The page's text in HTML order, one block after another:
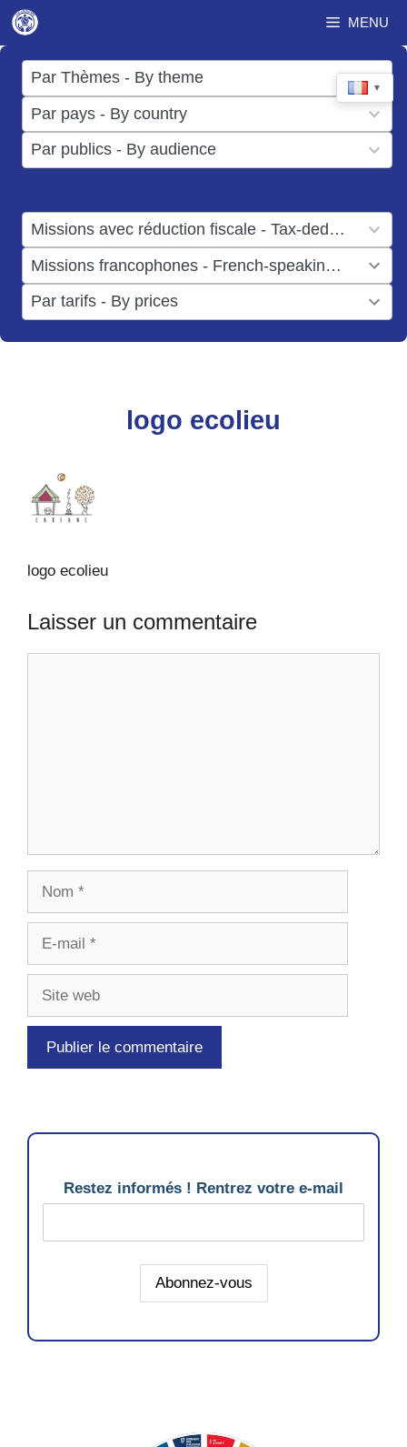
Aller
au
contenu
MENU
▼
Par Thèmes - By theme
17
results
available
Par pays - By country
50
results
available
Par publics - By audience
results
Missions avec réduction fiscale - Tax-deductible missions
result
available
Missions francophones - French-speaking missions
result
available
Par tarifs - By prices
results
available
logo ecolieu
logo ecolieu
Laisser un commentaire
Restez informés ! Rentrez votre e-mail